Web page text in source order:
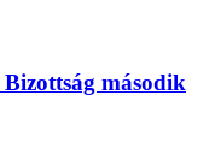
második